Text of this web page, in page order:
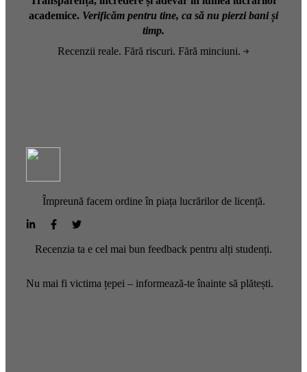
academice. Verificăm pentru tine, ca să nu pierzi bani și
timp.
Recenzii reale. Fără riscuri. Fără minciuni.
Împreună facem ordine în piața lucrărilor de licență.
Recenzia ta e cel mai bun feedback pentru alți studenți.
Nu mai fi victima țepei – informează-te înainte să plătești.